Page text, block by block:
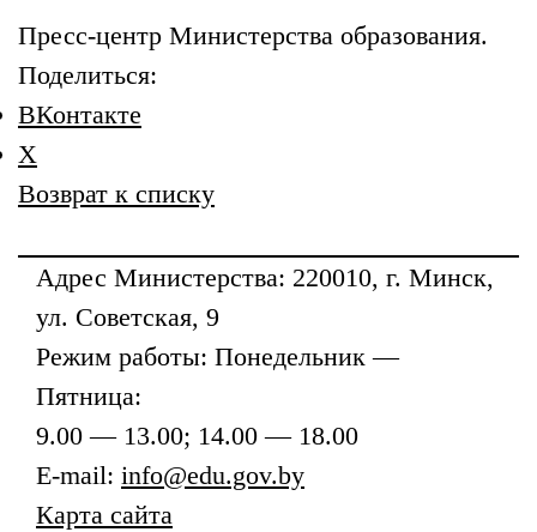
Пресс-центр Министерства образования.
Поделиться:
ВКонтакте
X
Возврат к списку
Адрес Министерства: 220010, г. Минск,
ул. Советская, 9
Режим работы: Понедельник —
Пятница:
9.00 — 13.00; 14.00 — 18.00
E-mail: info@edu.gov.by
Карта сайта